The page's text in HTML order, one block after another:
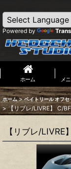
Powered by
ホーム メ
ホーム > ベイトリール オフ
> 【リブレ/LIVRE】 C/
【リブレ/LIVRE